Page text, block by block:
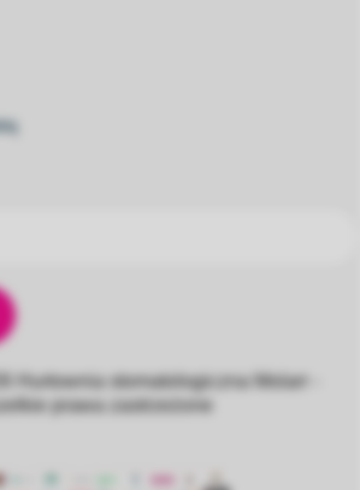
Hurtownia stomatologiczna Molarr -
prawa zastrzeżone